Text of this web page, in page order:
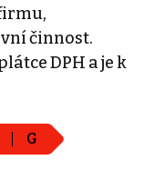
činnost.
DPH a je k
G